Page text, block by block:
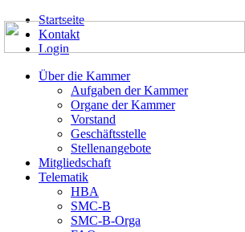
Startseite
Kontakt
Login
Über die Kammer
Aufgaben der Kammer
Organe der Kammer
Vorstand
Geschäftsstelle
Stellenangebote
Mitgliedschaft
Telematik
HBA
SMC-B
SMC-B-Orga